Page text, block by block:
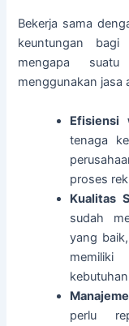
Bekerja sama
keuntungan bagi
mengapa
menggunakan jasa
Efisiensi
tenaga
proses
Kualitas
sudah
yang
memiliki
perlu